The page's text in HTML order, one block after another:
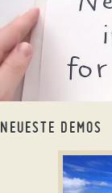
NEUESTE DEMOS